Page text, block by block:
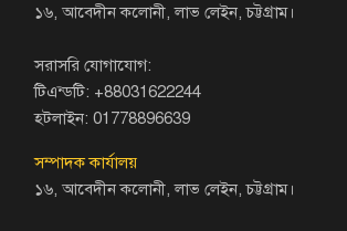
১৬, আবেদীন কলোনী, লাভ লেইন, চট্টগ্রাম।
সরাসরি যোগাযোগ:
টিএন্ডটি: +88031622244
হটলাইন: 01778896639
সম্পাদক কার্যালয়
১৬, আবেদীন কলোনী, লাভ লেইন, চট্টগ্রাম।